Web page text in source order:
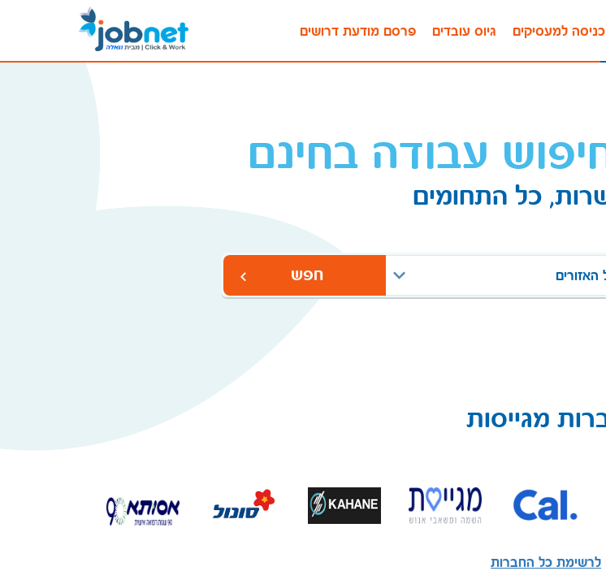
פרסם מודעת דרושים גיוס עובדים
עבודה בחינם
כל התחומים
האזורים חפש
מגייסות
לרשימת כל החברות